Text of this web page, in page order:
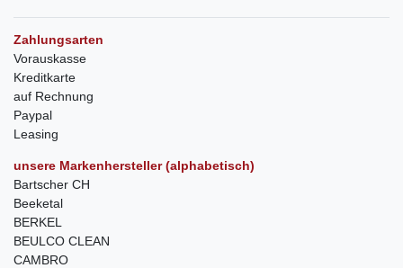
Zahlungsarten
Vorauskasse
Kreditkarte
auf Rechnung
Paypal
Leasing
unsere Markenhersteller (alphabetisch)
Bartscher CH
Beeketal
BERKEL
BEULCO CLEAN
CAMBRO